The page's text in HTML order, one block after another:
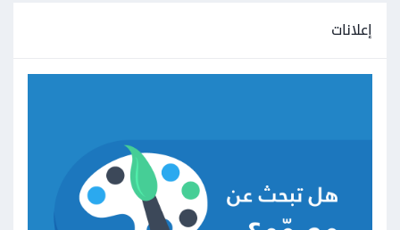
إعلانات